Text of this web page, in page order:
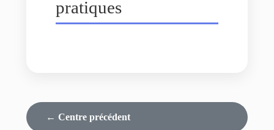
pratiques
← Centre précédent